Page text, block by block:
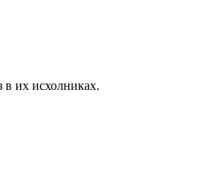
в их исхолниках.